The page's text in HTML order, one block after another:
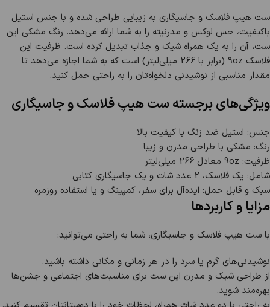
ست هیپ فلاسک و جاسیگاری به زیبایی طراحی شده و با جنس استیل
باکیفیت، حس لوکس و مدرنیته را به شما ارائه می‌دهد. رنگ مشکی این
ست، آن را به یک همراه شیک و جذاب تبدیل کرده است. ظرفیت این
فلاسک 9oz (برابر با 266 میلی‌لیتر) است که به شما اجازه می‌دهد تا
مقدار مناسبی از نوشیدنی دلخواه‌تان را به راحتی حمل کنید.
ویژگی‌های برجسته ست هیپ فلاسک و جاسیگاری
جنس: استیل ضد زنگ با کیفیت بالا
رنگ: مشکی با طراحی مدرن و زیبا
ظرفیت: 9oz معادل 266 میلی‌لیتر
شامل: یک فلاسک، 2 عدد شات و یک جاسیگاری کتابی
سبک و قابل حمل: ایده‌آل برای سفر، کمپینگ و یا استفاده روزمره
مزایا و کاربردها
با ست هیپ فلاسک و جاسیگاری، شما به راحتی می‌توانید:
نوشیدنی‌های گرم یا سرد را در هر زمانی و مکانی داشته باشید.
از طراحی شیک و مدرن این ست برای مناسبت‌های اجتماعی و جشن‌ها
بهره‌مند شوید.